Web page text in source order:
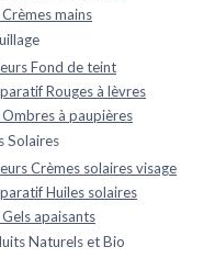
mains
Fond de teint
Rouges à lèvres
Ombres à paupières
Solaires
Crèmes solaires visage
Huiles solaires
apaisants
Naturels et Bio